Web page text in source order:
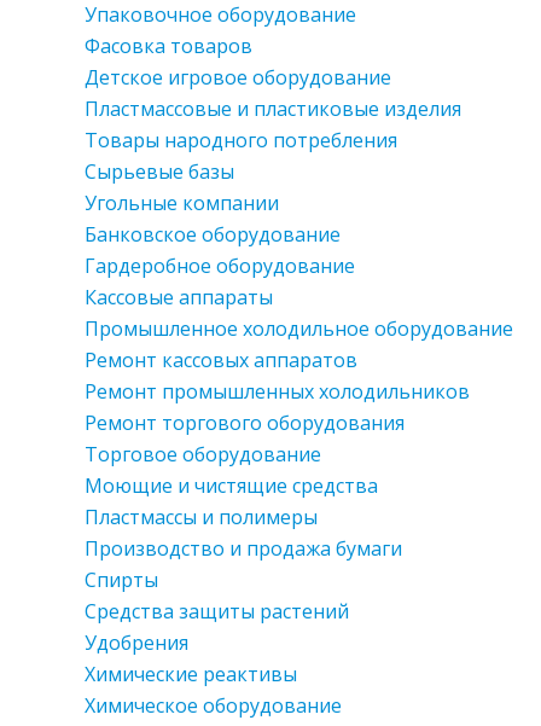
Упаковочное оборудование
Фасовка товаров
Детское игровое оборудование
Пластмассовые и пластиковые изделия
Товары народного потребления
Сырьевые базы
Угольные компании
Банковское оборудование
Гардеробное оборудование
Кассовые аппараты
Промышленное холодильное оборудование
Ремонт кассовых аппаратов
Ремонт промышленных холодильников
Ремонт торгового оборудования
Торговое оборудование
Моющие и чистящие средства
Пластмассы и полимеры
Производство и продажа бумаги
Спирты
Средства защиты растений
Удобрения
Химические реактивы
Химическое оборудование